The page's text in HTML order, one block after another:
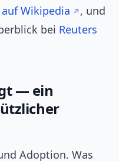
auf Wikipedia
, und
bei Reuters
— ein
Adoption. Was